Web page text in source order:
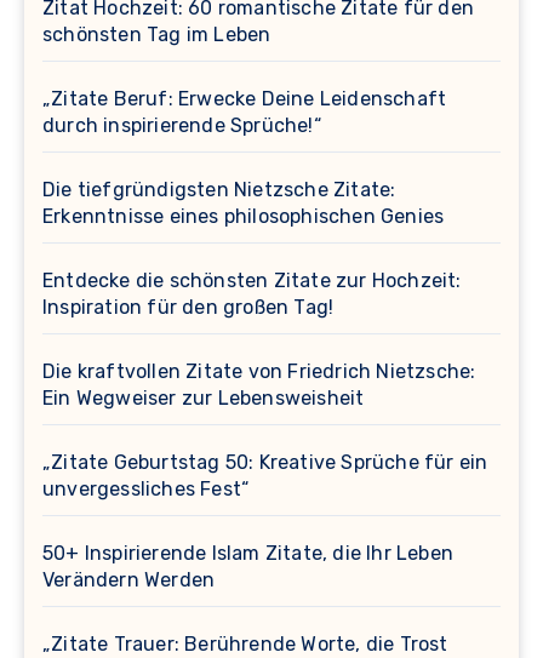
Zitat Hochzeit: 60 romantische Zitate für den
schönsten Tag im Leben
„Zitate Beruf: Erwecke Deine Leidenschaft
durch inspirierende Sprüche!“
Die tiefgründigsten Nietzsche Zitate:
Erkenntnisse eines philosophischen Genies
Entdecke die schönsten Zitate zur Hochzeit:
Inspiration für den großen Tag!
Die kraftvollen Zitate von Friedrich Nietzsche:
Ein Wegweiser zur Lebensweisheit
„Zitate Geburtstag 50: Kreative Sprüche für ein
unvergessliches Fest“
50+ Inspirierende Islam Zitate, die Ihr Leben
Verändern Werden
„Zitate Trauer: Berührende Worte, die Trost